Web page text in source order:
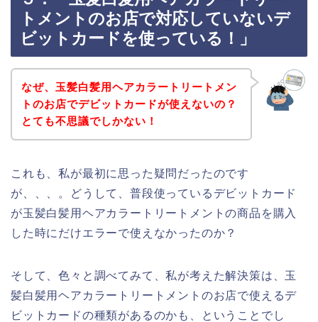
トメントのお店で対応していないデ
ビットカードを使っている！」
なぜ、玉髪白髪用ヘアカラートリートメン
トのお店でデビットカードが使えないの？
とても不思議でしかない！
これも、私が最初に思った疑問だったのです
が、、、。どうして、普段使っているデビットカード
が玉髪白髪用ヘアカラートリートメントの商品を購入
した時にだけエラーで使えなかったのか？
そして、色々と調べてみて、私が考えた解決策は、玉
髪白髪用ヘアカラートリートメントのお店で使えるデ
ビットカードの種類があるのかも、ということでし